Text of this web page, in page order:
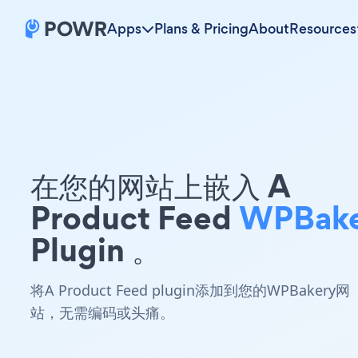
Apps Plans & PricingAboutResources
在您的网站上嵌入 A
Product Feed
Plugin 。
将A Product Feed plugin添加到您的WPBakery网
站，无需编码或头痛。